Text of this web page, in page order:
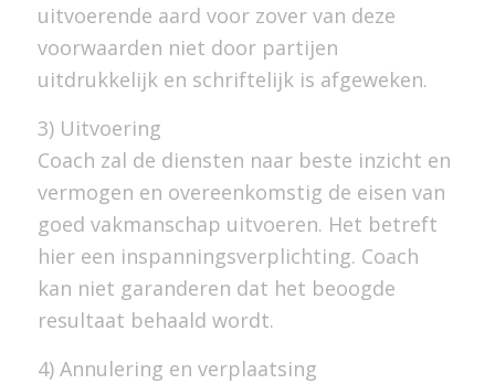
uitvoerende aard voor zover van deze
voorwaarden niet door partijen
uitdrukkelijk en schriftelijk is afgeweken.
3) Uitvoering
Coach zal de diensten naar beste inzicht en
vermogen en overeenkomstig de eisen van
goed vakmanschap uitvoeren. Het betreft
hier een inspanningsverplichting. Coach
kan niet garanderen dat het beoogde
resultaat behaald wordt.
4) Annulering en verplaatsing